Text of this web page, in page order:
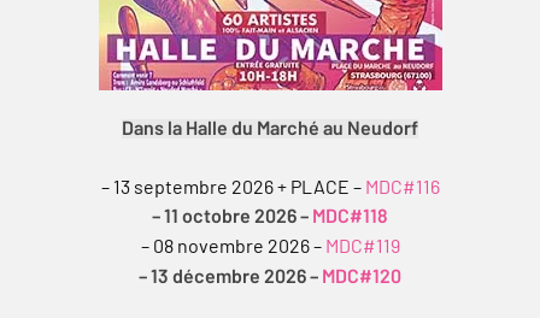
Dans la Halle du Marché au Neudorf
– 13 septembre 2026 + PLACE – MDC#116
– 11 octobre 2026 – MDC#118
– 08 novembre 2026 – MDC#119
– 13 décembre 2026 – MDC#120